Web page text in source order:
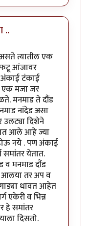
..
त्यातील एक
फटू आंजावर
टंकाई
एक मजा जर
मनमाड ते दौंड
नांदेड असा
उलट्या दिशेने
आले आहे ज्या
होऊ नये . पण अंकाई
समांतर येतात.
व मनमाड दौंड
आलया तर अप व
धावत आहेत
एकेरी व भिन्न
हे समांतर
दिसतो.